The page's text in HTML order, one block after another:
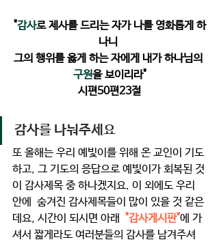
"감사로 제사를 드리는 자가 나를 영화롭게 하
나니
그의 행위를 옳게 하는 자에게 내가 하나님의
구원을 보이리라"
시편50편23절
감사를 나눠주세요
또 올해는 우리 예빛이를 위해 온 교인이 기도
하고, 그 기도의 응답으로 예빛이가 회복된 것
이 감사제목 중 하나겠지요. 이 외에도 우리
안에  숨겨진 감사제목들이 많이 있을 것 같은
데요, 시간이 되시면 아래 "감사게시판"에 가
셔서 짧게라도 여러분들의 감사를 남겨주셔